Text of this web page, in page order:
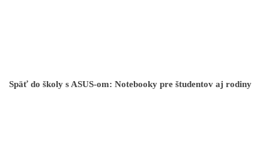
Späť do školy s ASUS-om: Notebooky pre študentov aj rodiny